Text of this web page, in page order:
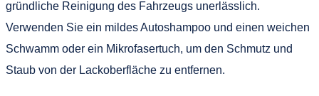
gründliche Reinigung des Fahrzeugs unerlässlich.
Verwenden Sie ein mildes Autoshampoo und einen weichen
Schwamm oder ein Mikrofasertuch, um den Schmutz und
Staub von der Lackoberfläche zu entfernen.